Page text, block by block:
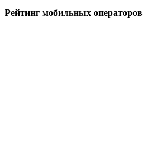
Рейтинг мобильных операторов